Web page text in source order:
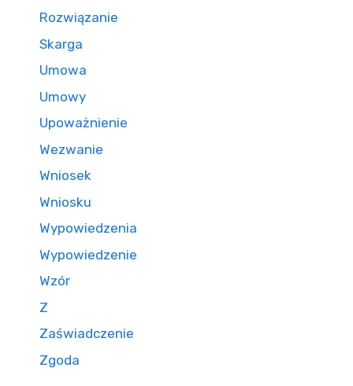
Rozwiązanie
Skarga
Umowa
Umowy
Upoważnienie
Wezwanie
Wniosek
Wniosku
Wypowiedzenia
Wypowiedzenie
Wzór
Z
Zaświadczenie
Zgoda